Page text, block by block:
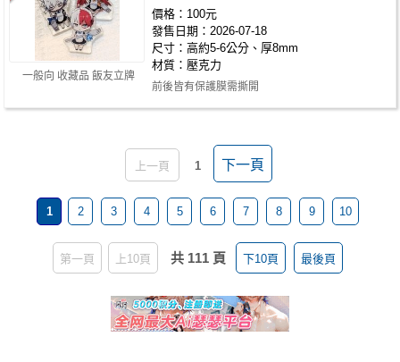
一般向 收藏品 飯友立牌
價格：100元
發售日期：2026-07-18
尺寸：高約5-6公分、厚8mm
材質：壓克力
前後皆有保護膜需撕開
上一頁 1 下一頁
1 2 3 4 5 6 7 8 9 10
第一頁 上10頁 共 111 頁 下10頁 最後頁